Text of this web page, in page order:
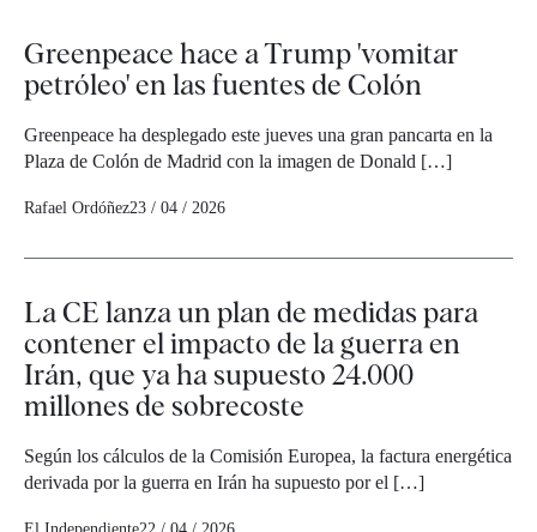
Greenpeace hace a Trump 'vomitar
petróleo' en las fuentes de Colón
Greenpeace ha desplegado este jueves una gran pancarta en la
Plaza de Colón de Madrid con la imagen de Donald […]
Rafael Ordóñez23 / 04 / 2026
La CE lanza un plan de medidas para
contener el impacto de la guerra en
Irán, que ya ha supuesto 24.000
millones de sobrecoste
Según los cálculos de la Comisión Europea, la factura energética
derivada por la guerra en Irán ha supuesto por el […]